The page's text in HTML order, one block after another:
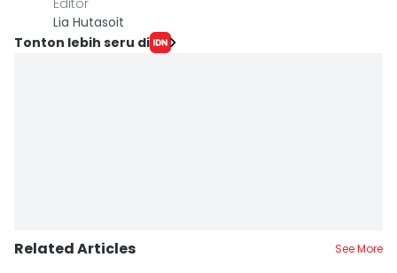
Editor
Lia Hutasoit
Tonton lebih seru di
Related Articles See More